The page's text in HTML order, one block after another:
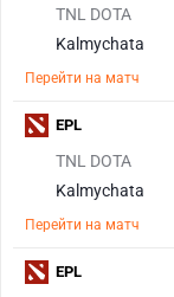
TNL DOTA
Kalmychata
Перейти на матч
TNL DOTA
Kalmychata
Перейти на матч
EPL
EPL